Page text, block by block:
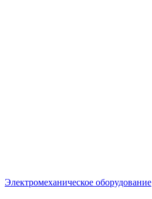
Электромеханическое оборудование